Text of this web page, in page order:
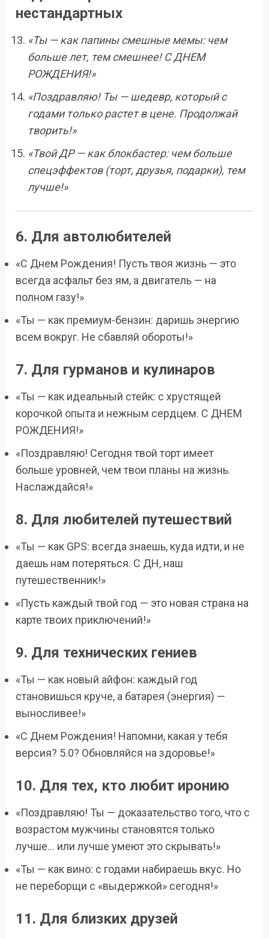
нестандартных
«Ты — как папины смешные мемы: чем
больше лет, тем смешнее! С ДНЕМ
РОЖДЕНИЯ!»
«Поздравляю! Ты — шедевр, который с
годами только растет в цене. Продолжай
творить!»
«Твой ДР — как блокбастер: чем больше
спецэффектов (торт, друзья, подарки), тем
лучше!»
6. Для автолюбителей
«С Днем Рождения! Пусть твоя жизнь — это
всегда асфальт без ям, а двигатель — на
полном газу!»
«Ты — как премиум-бензин: даришь энергию
всем вокруг. Не сбавляй обороты!»
7. Для гурманов и кулинаров
«Ты — как идеальный стейк: с хрустящей
корочкой опыта и нежным сердцем. С ДНЕМ
РОЖДЕНИЯ!»
«Поздравляю! Сегодня твой торт имеет
больше уровней, чем твои планы на жизнь.
Наслаждайся!»
8. Для любителей путешествий
«Ты — как GPS: всегда знаешь, куда идти, и не
даешь нам потеряться. С ДН, наш
путешественник!»
«Пусть каждый твой год — это новая страна на
карте твоих приключений!»
9. Для технических гениев
«Ты — как новый айфон: каждый год
становишься круче, а батарея (энергия) —
выносливее!»
«С Днем Рождения! Напомни, какая у тебя
версия? 5.0? Обновляйся на здоровье!»
10. Для тех, кто любит иронию
«Поздравляю! Ты — доказательство того, что с
возрастом мужчины становятся только
лучше… или лучше умеют это скрывать!»
«Ты — как вино: с годами набираешь вкус. Но
не переборщи с «выдержкой» сегодня!»
11. Для близких друзей